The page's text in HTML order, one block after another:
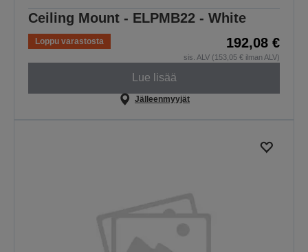
Ceiling Mount - ELPMB22 - White
Loppu varastosta 192,08 €
sis. ALV (153,05 € ilman ALV)
Lue lisää
Jälleenmyyjät